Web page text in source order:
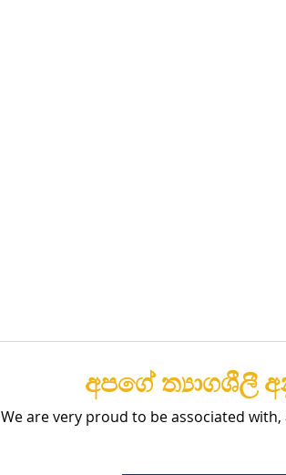
අපගේ ත්‍යාගශීලී
We are very proud to be associated